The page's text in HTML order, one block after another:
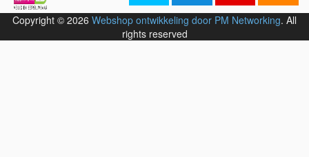
Copyright © 2026 Webshop ontwikkeling door PM Networking. All
rights reserved